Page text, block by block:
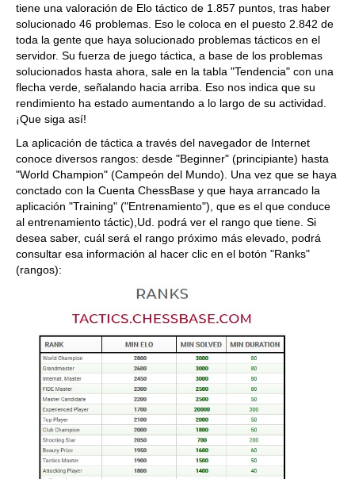
tiene una valoración de Elo táctico de 1.857 puntos, tras haber
solucionado 46 problemas. Eso le coloca en el puesto 2.842 de
toda la gente que haya solucionado problemas tácticos en el
servidor. Su fuerza de juego táctica, a base de los problemas
solucionados hasta ahora, sale en la tabla "Tendencia" con una
flecha verde, señalando hacia arriba. Eso nos indica que su
rendimiento ha estado aumentando a lo largo de su actividad.
¡Que siga así!
La aplicación de táctica a través del navegador de Internet
conoce diversos rangos: desde "Beginner" (principiante) hasta
"World Champion" (Campeón del Mundo). Una vez que se haya
conctado con la Cuenta ChessBase y que haya arrancado la
aplicación "Training" ("Entrenamiento"), que es el que conduce
al entrenamiento táctic),Ud. podrá ver el rango que tiene. Si
desea saber, cuál será el rango próximo más elevado, podrá
consultar esa información al hacer clic en el botón "Ranks"
(rangos):